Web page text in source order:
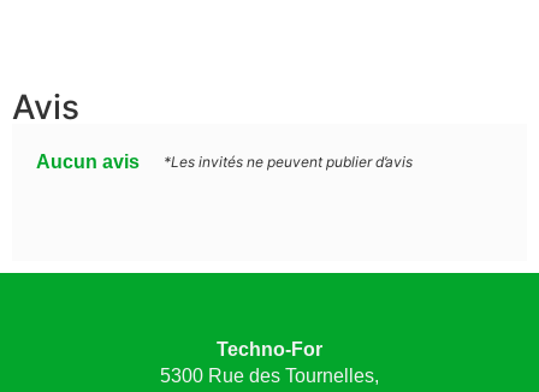
Avis
Aucun avis *Les invités ne peuvent publier d’avis
Techno-For
5300 Rue des Tournelles,